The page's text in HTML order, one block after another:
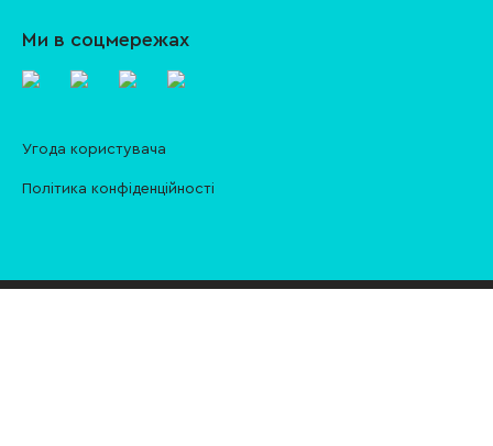
Ми в соцмережах
Угода користувача
Політика конфіденційності